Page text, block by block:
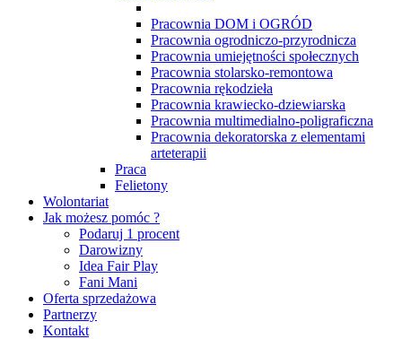
Pracownia DOM i OGRÓD
Pracownia ogrodniczo-przyrodnicza
Pracownia umiejętności społecznych
Pracownia stolarsko-remontowa
Pracownia rękodzieła
Pracownia krawiecko-dziewiarska
Pracownia multimedialno-poligraficzna
Pracownia dekoratorska z elementami
arteterapii
Praca
Felietony
Wolontariat
Jak możesz pomóc ?
Podaruj 1 procent
Darowizny
Idea Fair Play
Fani Mani
Oferta sprzedażowa
Partnerzy
Kontakt